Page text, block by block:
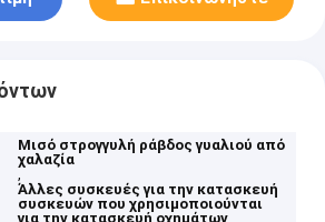
Μισό στρογγυλή ράβδος γυαλιού από
χαλαζία
,
Άλλες συσκευές για την κατασκευή
συσκευών που χρησιμοποιούνται
για την κατασκευή οχημάτων